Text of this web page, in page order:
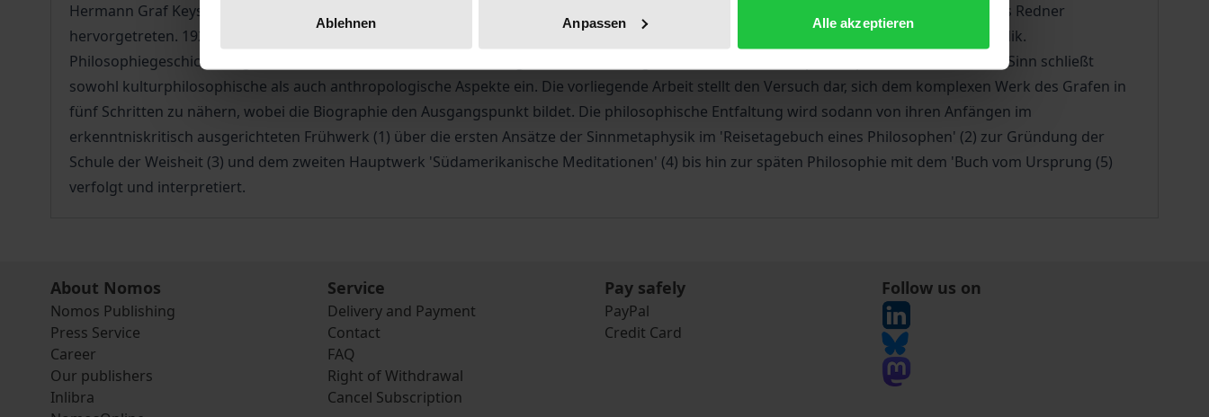
Ablehnen Anpassen Alle akzeptieren
Hermann Graf Keyserling (1880-1946) hat ein ca. 30 Bände umfassendes Werk hinterlassen und ist auf zahlreichen Vortragsreisen auch als Redner
hervorgetreten. 1920 gründete er in Darmstadt eine 'Schule der Weisheit' und wurde zu einer einflußreichen Gestalt der Weimarer Republik.
Philosophiegeschichtlich gehört er in den Rahmen der recht weit gefaßten Strömung der modernen Lebensphilosophie; seine Lehre vom Sinn schließt
sowohl kulturphilosophische als auch anthropologische Aspekte ein. Die vorliegende Arbeit stellt den Versuch dar, sich dem komplexen Werk des Grafen in
fünf Schritten zu nähern, wobei die Biographie den Ausgangspunkt bildet. Die philosophische Entfaltung wird sodann von ihren Anfängen im
erkenntniskritisch ausgerichteten Frühwerk (1) über die ersten Ansätze der Sinnmetaphysik im 'Reisetagebuch eines Philosophen' (2) zur Gründung der
Schule der Weisheit (3) und dem zweiten Hauptwerk 'Südamerikanische Meditationen' (4) bis hin zur späten Philosophie mit dem 'Buch vom Ursprung (5)
verfolgt und interpretiert.
About Nomos
Nomos Publishing
Press Service
Career
Our publishers
Inlibra
Service
Delivery and Payment
Contact
FAQ
Right of Withdrawal
Cancel Subscription
Pay safely
PayPal
Credit Card
Follow us on